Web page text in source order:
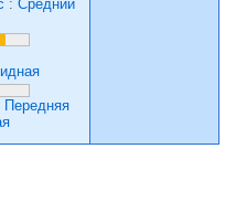
: Средний
Передняя